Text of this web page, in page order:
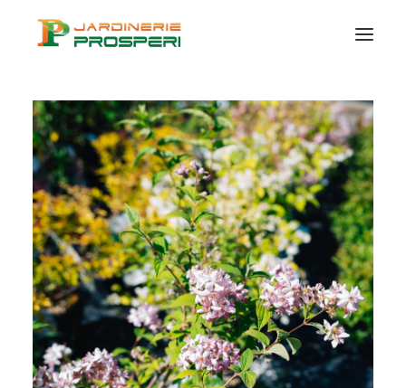
VÉGÉTAUX
SUR MESURE
CERTIFICATION
BIO
CONSEILS ET IDÉES
CONTACT